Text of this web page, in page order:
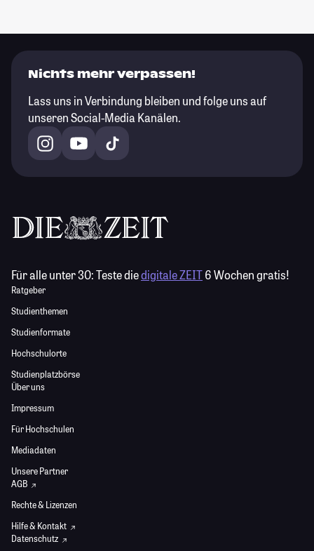
Nichts mehr verpassen!
Lass uns in Verbindung bleiben und folge uns auf
unseren Social-Media Kanälen.
Für alle unter 30:Teste diedigitale ZEIT6 Wochen gratis!
Ratgeber
Studienthemen
Studienformate
Hochschulorte
Studienplatzbörse
Über uns
Impressum
Für Hochschulen
Mediadaten
Unsere Partner
AGB
Rechte & Lizenzen
Hilfe & Kontakt
Datenschutz